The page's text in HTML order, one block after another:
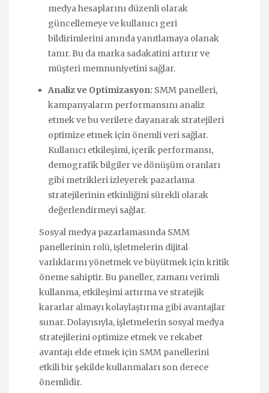
medya hesaplarını düzenli olarak
güncellemeye ve kullanıcı geri
bildirimlerini anında yanıtlamaya olanak
tanır. Bu da marka sadakatini artırır ve
müşteri memnuniyetini sağlar.
Analiz ve Optimizasyon: SMM panelleri,
kampanyaların performansını analiz
etmek ve bu verilere dayanarak stratejileri
optimize etmek için önemli veri sağlar.
Kullanıcı etkileşimi, içerik performansı,
demografik bilgiler ve dönüşüm oranları
gibi metrikleri izleyerek pazarlama
stratejilerinin etkinliğini sürekli olarak
değerlendirmeyi sağlar.
Sosyal medya pazarlamasında SMM
panellerinin rolü, işletmelerin dijital
varlıklarını yönetmek ve büyütmek için kritik
öneme sahiptir. Bu paneller, zamanı verimli
kullanma, etkileşimi artırma ve stratejik
kararlar almayı kolaylaştırma gibi avantajlar
sunar. Dolayısıyla, işletmelerin sosyal medya
stratejilerini optimize etmek ve rekabet
avantajı elde etmek için SMM panellerini
etkili bir şekilde kullanmaları son derece
önemlidir.